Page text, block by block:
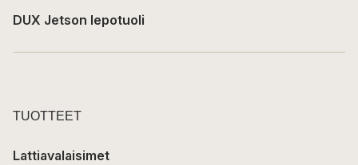
DUX Jetson lepotuoli
TUOTTEET
Lattiavalaisimet